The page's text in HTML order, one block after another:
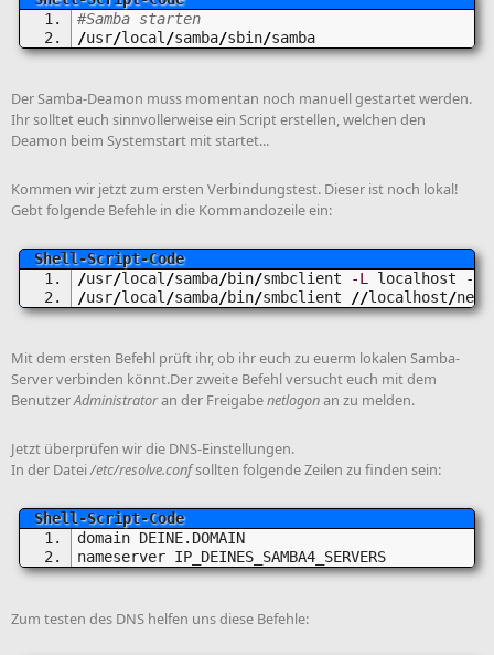
#Samba starten
/usr/local /samba/sbin/samba
Der Samba-Deamon muss momentan noch manuell gestartet werden.
Ihr solltet euch sinnvollerweise ein Script erstellen, welchen den
Deamon beim Systemstart mit startet...
Kommen wir jetzt zum ersten Verbindungstest. Dieser ist noch lokal!
Gebt folgende Befehle in die Kommandozeile ein:
/usr/local/samba/bin/smbclient -L localhost -U
/usr/local/samba/bin/smbclient //localhost/
Mit dem ersten Befehl prüft ihr, ob ihr euch zu euerm lokalen Samba-
Server verbinden könnt.Der zweite Befehl versucht euch mit dem
BenutzerAdministratoran der Freigabenetlogonan zu melden.
Jetzt überprüfen wir die DNS-Einstellungen.
In der Datei/etc/resolve.confsollten folgende Zeilen zu finden sein:
domain DEINE.DOMAIN
nameserver IP_DEINES_SAMBA4_SERVERS
Zum testen des DNS helfen uns diese Befehle: